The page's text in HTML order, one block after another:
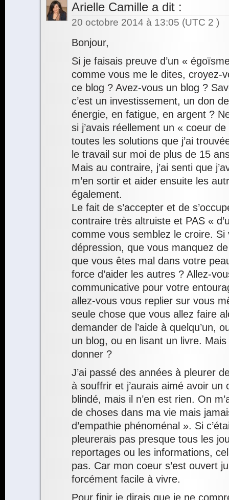
Arielle Camille a dit :
20 octobre 2014 à 13:05 (UTC 2 )
Bonjour,
Si je faisais preuve d’un «
comme vous me le dites, croyez-
ce blog ? Avez-vous un blog ?
c’est un investissement, un don
énergie, en fatigue, en argent ?
si j’avais réellement un « coeur
toutes les solutions que j’ai
le travail sur moi de plus de 15
Mais au contraire, j’ai senti que
m’en sortir et aider ensuite les
également.
Le fait de s’accepter et de
contraire très altruiste et PAS «
comme vous semblez le croire. Si
dépression, que vous manquez
que vous êtes mal dans votre
force d’aider les autres ? Allez-
communicative pour votre
allez-vous vous replier sur vous
seule chose que vous allez faire
demander de l’aide à quelqu’un,
un blog, ou en lisant un livre.
donner ?
J’ai passé des années à pleurer
à souffrir et j’aurais aimé avoir un
blindé, mais il n’en est rien. On
de choses dans ma vie mais
d’empathie phénoménal ». Si
pleurerais pas presque tous les
reportages ou les informations,
pas. Car mon coeur s’est ouvert
forcément facile à vivre.
Pour finir je dirais que je ne